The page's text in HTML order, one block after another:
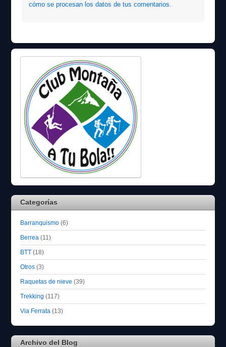
cómo se procesan los datos de tus comentarios.
Categorías
Barranquismo (6)
Berrea (11)
BTT (18)
Otros (3)
Raquetas de nieve (39)
Trekking (117)
Via Ferrata (13)
Archivo del Blog